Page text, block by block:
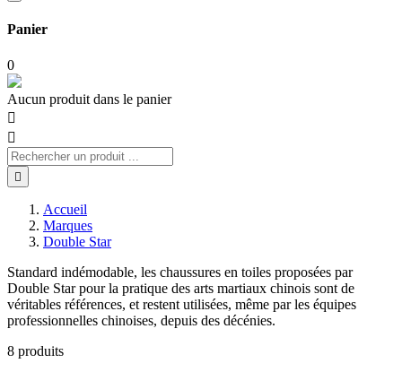
Panier
0
Aucun produit dans le panier



Accueil
Marques
Double Star
Standard indémodable, les chaussures en toiles proposées par
Double Star pour la pratique des arts martiaux chinois sont de
véritables références, et restent utilisées, même par les équipes
professionnelles chinoises, depuis des décénies.
8 produits